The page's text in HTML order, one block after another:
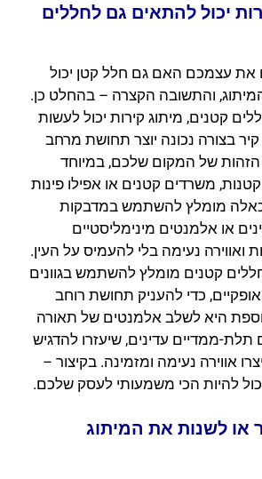
יכול להתאים גם לחללים
עצמכם האם גם חלל קטן יכול
והתשובה הקצרה – בהחלט כן.
קטנים, מיתוג קירות יכול לעשות
בצורה נכונה יוצר תחושת מרחב
הזהות של המקום שלכם, במיוחד
משרדים קטנים או אפילו פינות
מומלץ להשתמש במדבקות
או אלמנטים מינימליסטיים
ואווירה נעימה בלי להעמיס על העין.
קטנים מומלץ להשתמש בגוונים
אופקיים, כדי להעניק תחושת רוחב
היא לשלב אלמנטים של תאורה
תלת-ממדיים עדינים, שיעזרו להדגיש
אווירה נעימה ומזמינה. בקיצור –
להיות הכי משמעותי לעסק שלכם.
או לשנות את המיתוג